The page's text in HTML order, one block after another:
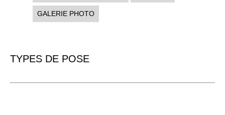
GALERIE PHOTO
TYPES DE POSE